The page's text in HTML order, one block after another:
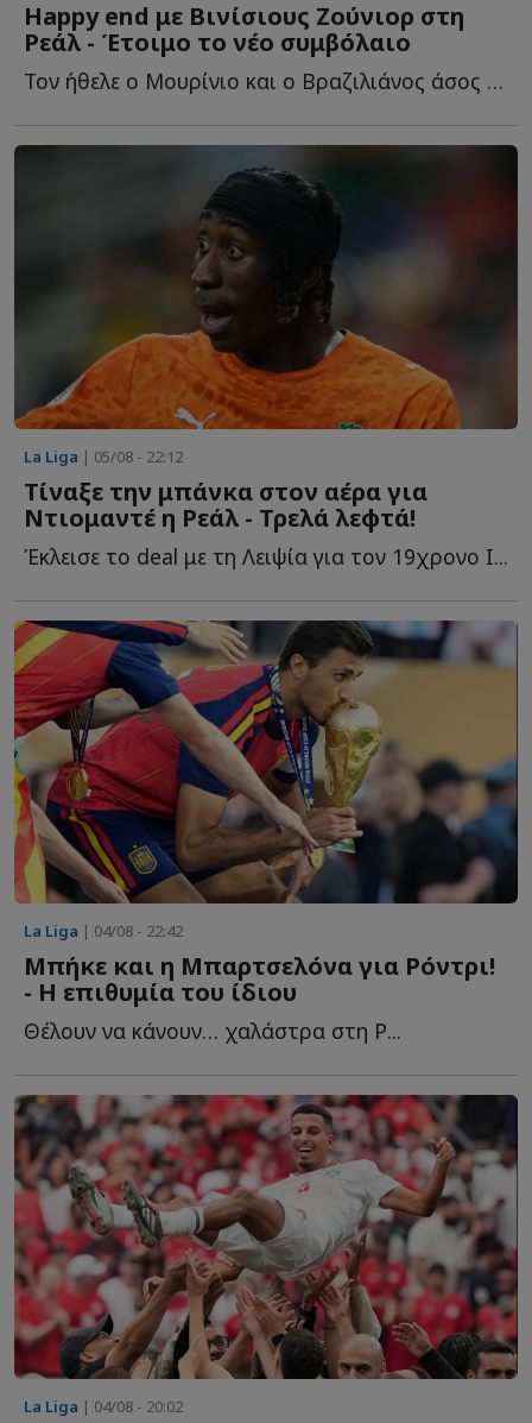
Happy end με Βινίσιους Ζούνιορ στη
Ρεάλ - Έτοιμο το νέο συμβόλαιο
Τον ήθελε ο Μουρίνιο και ο Βραζιλιάνος άσος τα βρήκε μ...
La Liga | 05/08 - 22:12
Τίναξε την μπάνκα στον αέρα για
Ντιομαντέ η Ρεάλ - Τρελά λεφτά!
Έκλεισε το deal με τη Λειψία για τον 19χρονο Ι...
La Liga | 04/08 - 22:42
Mπήκε και η Μπαρτσελόνα για Ρόντρι!
- Η επιθυμία του ίδιου
Θέλουν να κάνουν… χαλάστρα στη Ρ...
La Liga | 04/08 - 20:02